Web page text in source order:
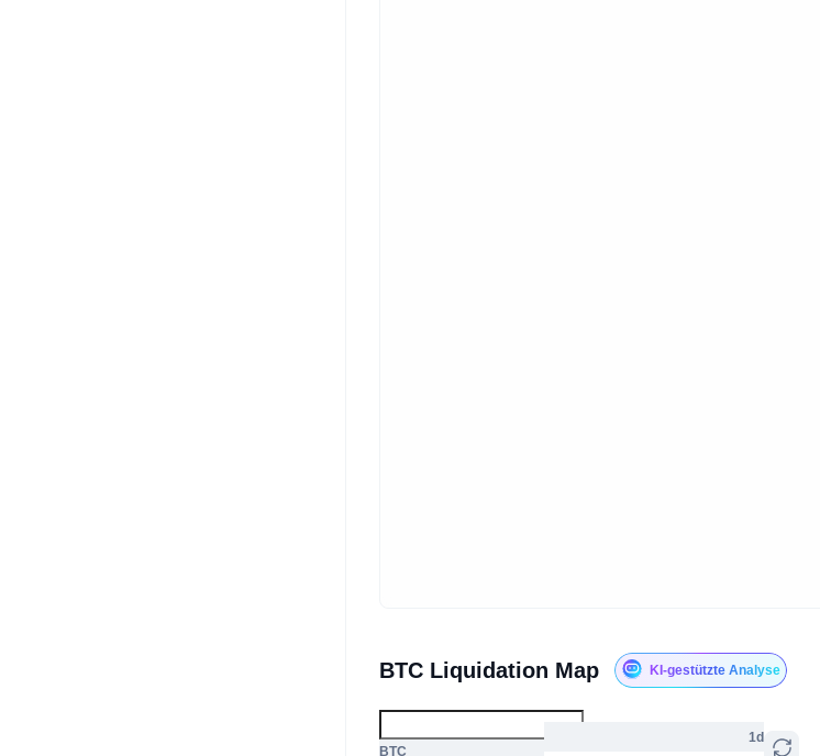
BTC Liquidation Map KI-gestützte Analyse
BTC
1d